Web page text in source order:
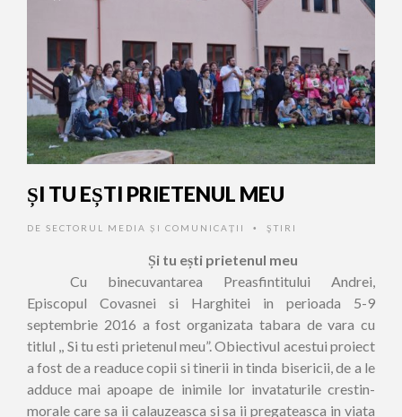
ȘI TU EȘTI PRIETENUL MEU
DE SECTORUL MEDIA ȘI COMUNICAȚII • ŞTIRI
Și tu ești prietenul meu
Cu binecuvantarea Preasfintitului Andrei,
Episcopul Covasnei si Harghitei in perioada 5-9
septembrie 2016 a fost organizata tabara de vara cu
titlul ,, Si tu esti prietenul meu”. Obiectivul acestui proiect
a fost de a readuce copii si tinerii in tinda bisericii, de a le
adduce mai apoape de inimile lor invataturile crestin-
morale care sa ii calauzeasca si sa ii pregateasca in viata